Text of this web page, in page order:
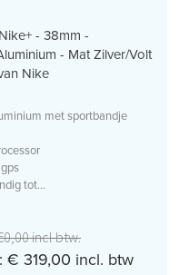
- 38mm -
- Mat Zilver/Volt
Nike
met sportbandje
tot...
incl btw.
€ 319,00 incl. btw